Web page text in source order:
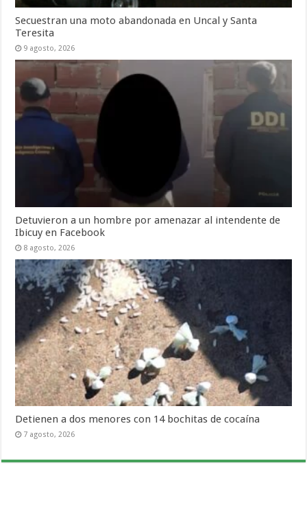
Secuestran una moto abandonada en Uncal y Santa
Teresita
9 agosto, 2026
Detuvieron a un hombre por amenazar al intendente de
Ibicuy en Facebook
8 agosto, 2026
Detienen a dos menores con 14 bochitas de cocaína
7 agosto, 2026